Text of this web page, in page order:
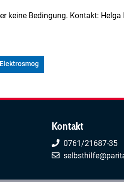
keine Bedingung. Kontakt:
Elektrosmog
Kontakt
0761/21687-35